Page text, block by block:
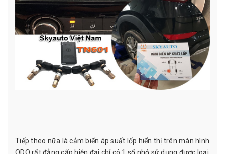
Tiếp theo nữa là cảm biến áp suất lốp hiển thị trên màn hình